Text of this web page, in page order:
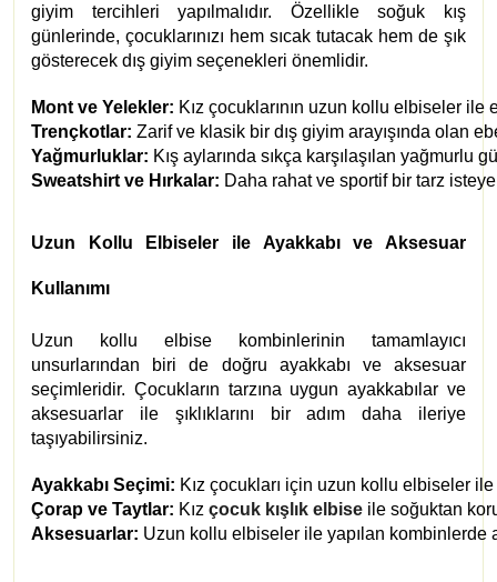
giyim tercihleri yapılmalıdır. Özellikle soğuk kış
günlerinde, çocuklarınızı hem sıcak tutacak hem de şık
gösterecek dış giyim seçenekleri önemlidir.
Mont ve Yelekler: Kız çocuklarının uzun kollu elbiseler
Trençkotlar: Zarif ve klasik bir dış giyim arayışında olan
Yağmurluklar: Kış aylarında sıkça karşılaşılan
Sweatshirt ve Hırkalar: Daha rahat ve sportif bir tarz
Uzun Kollu Elbiseler ile Ayakkabı ve Aksesuar
Kullanımı
Uzun kollu elbise kombinlerinin tamamlayıcı
unsurlarından biri de doğru ayakkabı ve aksesuar
seçimleridir. Çocukların tarzına uygun ayakkabılar ve
aksesuarlar ile şıklıklarını bir adım daha ileriye
taşıyabilirsiniz.
Ayakkabı Seçimi: Kız çocukları için uzun kollu elbiseler
Çorap ve Taytlar: Kız çocuk kışlık elbise ile soğuktan
Aksesuarlar: Uzun kollu elbiseler ile yapılan kombinlerde